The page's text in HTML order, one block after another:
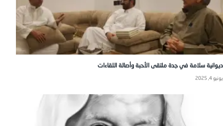
ديوانية سلامة في جدة ملتقى الأحبة وأصالة اللقاءات
يونيو 4, 2025